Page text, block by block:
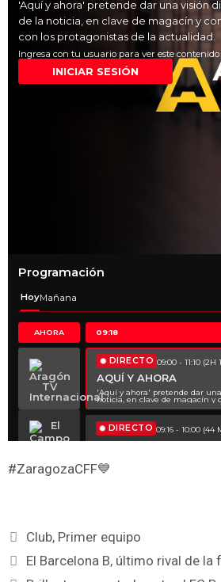
#ZaragozaCFF💙
Club, Primer equipo
El Barcelona B, último rival de la